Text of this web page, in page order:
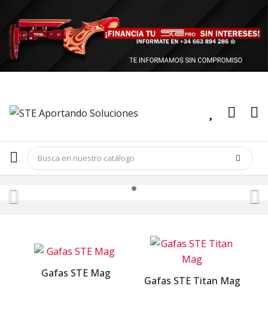
Gafas STE Mag
Gafas STE Titan Mag